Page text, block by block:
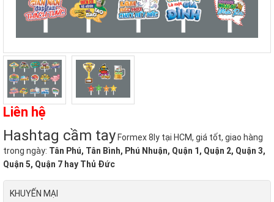
Liên hệ
Hashtag cầm tay Formex 8ly tại HCM, giá tốt, giao hàng
trong ngày: Tân Phú, Tân Bình, Phú Nhuận, Quận 1, Quận 2, Quận 3,
Quận 5, Quận 7 hay Thủ Đức
KHUYẾN MẠI